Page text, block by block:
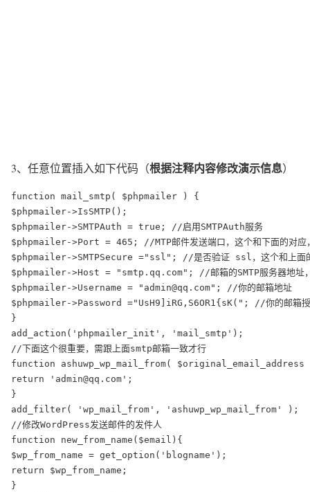
3、任意位置插入如下代码（根据注释内容修改演示信息）
function mail_smtp( $phpmailer ) {
$phpmailer->IsSMTP();
$phpmailer->SMTPAuth = true; //启用SMTPAuth服务
$phpmailer->Port = 465; //MTP邮件发送端口，这个和下面的对应，
$phpmailer->SMTPSecure ="ssl"; //是否验证 ssl，这个和上面的
$phpmailer->Host = "smtp.qq.com"; //邮箱的SMTP服务器地址
$phpmailer->Username = "admin@qq.com"; //你的邮箱地址
$phpmailer->Password ="UsH9]iRG,S6OR1{sK("; //你的邮箱授
}
add_action('phpmailer_init', 'mail_smtp');
//下面这个很重要，需跟上面smtp邮箱一致才行
function ashuwp_wp_mail_from(
return 'admin@qq.com';
}
add_filter( 'wp_mail_from', 'ashuwp_wp_mail_from' );
//修改WordPress发送邮件的发件人
function new_from_name($email){
$wp_from_name = get_option('blogname');
return $wp_from_name;
}